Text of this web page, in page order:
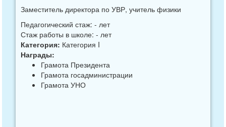
Заместитель директора по УВР, учитель физики
Педагогический стаж: - лет
Стаж работы в школе: - лет
Категория: Категория I
Награды:
Грамота Президента
Грамота госадминистрации
Грамота УНО